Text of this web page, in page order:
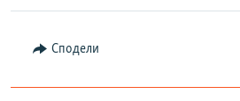
Сподели